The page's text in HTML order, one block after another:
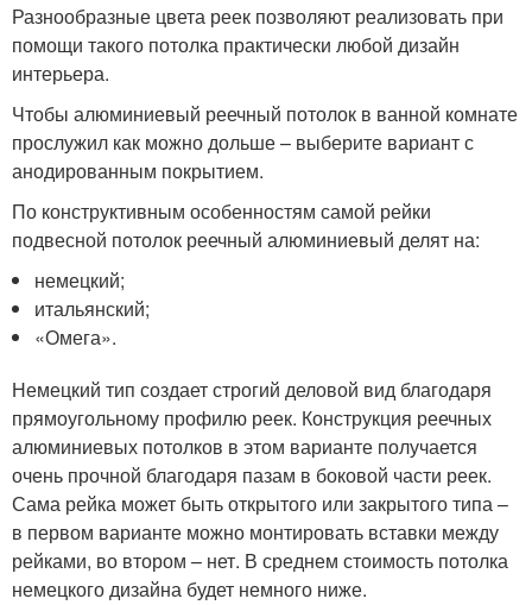
Разнообразные цвета реек позволяют реализовать при
помощи такого потолка практически любой дизайн
интерьера.
Чтобы алюминиевый реечный потолок в ванной комнате
прослужил как можно дольше – выберите вариант с
анодированным покрытием.
По конструктивным особенностям самой рейки
подвесной потолок реечный алюминиевый делят на:
немецкий;
итальянский;
«Омега».
Немецкий тип создает строгий деловой вид благодаря
прямоугольному профилю реек. Конструкция реечных
алюминиевых потолков в этом варианте получается
очень прочной благодаря пазам в боковой части реек.
Сама рейка может быть открытого или закрытого типа –
в первом варианте можно монтировать вставки между
рейками, во втором – нет. В среднем стоимость потолка
немецкого дизайна будет немного ниже.